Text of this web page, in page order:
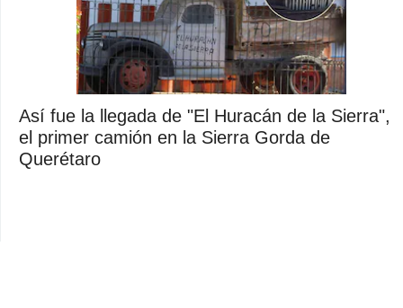
Así fue la llegada de "El Huracán de la Sierra",
el primer camión en la Sierra Gorda de
Querétaro